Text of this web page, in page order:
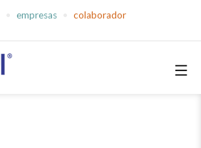
empresas colaborador